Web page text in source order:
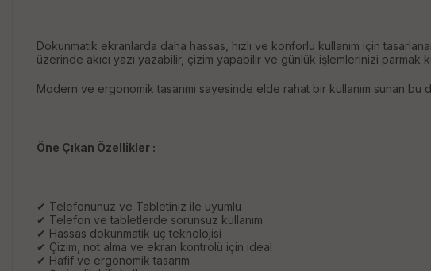
Dokunmatik ekranlarda daha hassas, hızlı ve konforlu kullanım için
üzerinde akıcı yazı yazabilir, çizim yapabilir ve günlük işlemlerinizi
Modern ve ergonomik tasarımı sayesinde elde rahat bir kullanım sunan
Öne Çıkan Özellikler :
✔ Telefonunuz ve Tabletiniz ile uyumlu
✔ Telefon ve tabletlerde sorunsuz kullanım
✔ Hassas dokunmatik uç teknolojisi
✔ Çizim, not alma ve ekran kontrolü için ideal
✔ Hafif ve ergonomik tasarım